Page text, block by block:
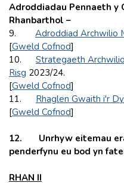
Adroddiadau Pennaeth y
Rhanbarthol –
9. Adroddiad Archwilio
[Gweld Cofnod]
10. Strategaeth
Risg 2023/24.
[Gweld Cofnod]
11. Rhaglen Gwaith i'r
[Gweld Cofnod]
12. Unrhyw eitemau
penderfynu eu bod yn
RHAN II